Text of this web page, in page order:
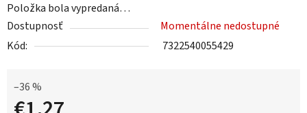
Položka bola vypredaná…
Dostupnosť
Momentálne nedostupné
Kód:
7322540055429
–36 %